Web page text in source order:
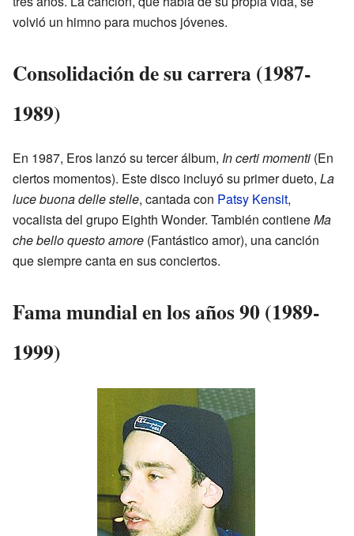
volvió un himno para muchos jóvenes.
Consolidación de su carrera (1987-
1989)
En 1987, Eros lanzó su tercer álbum, In certi momenti (En
ciertos momentos). Este disco incluyó su primer dueto, La
luce buona delle stelle, cantada con Patsy Kensit,
vocalista del grupo Eighth Wonder. También contieneMa
che bello questo amore (Fantástico amor), una canción
que siempre canta en sus conciertos.
Fama mundial en los años 90 (1989-
1999)